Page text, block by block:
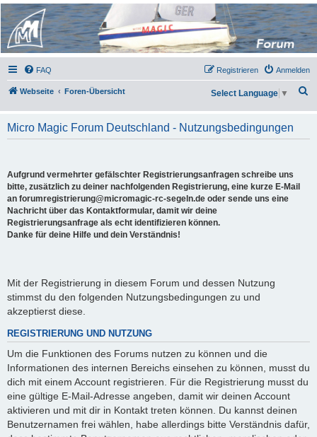
Micro Magic Forum
Deutschland
FAQ Anmelden
Registrieren
Webseite Foren-Übersicht
h
Select Language ▼
Micro Magic Forum Deutschland - Nutzungsbedingungen
Aufgrund vermehrter gefälschter Registrierungsanfragen schreibe uns
bitte, zusätzlich zu deiner nachfolgenden Registrierung, eine kurze E-Mail
an forumregistrierung@micromagic-rc-segeln.de oder sende uns eine
Nachricht über das Kontaktformular, damit wir deine
Registrierungsanfrage als echt identifizieren können.
Danke für deine Hilfe und dein Verständnis!
Mit der Registrierung in diesem Forum und dessen Nutzung
stimmst du den folgenden Nutzungsbedingungen zu und
akzeptierst diese.
REGISTRIERUNG UND NUTZUNG
Um die Funktionen des Forums nutzen zu können und die
Informationen des internen Bereichs einsehen zu können, musst du
dich mit einem Account registrieren. Für die Registrierung musst du
eine gültige E-Mail-Adresse angeben, damit wir deinen Account
aktivieren und mit dir in Kontakt treten können. Du kannst deinen
Benutzernamen frei wählen, habe allerdings bitte Verständnis dafür,